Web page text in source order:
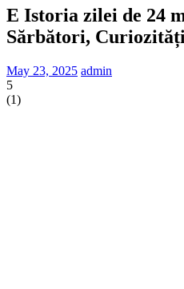
E Istoria zilei de 24
Sărbători, Curiozități
May 23, 2025 admin
5
(1)